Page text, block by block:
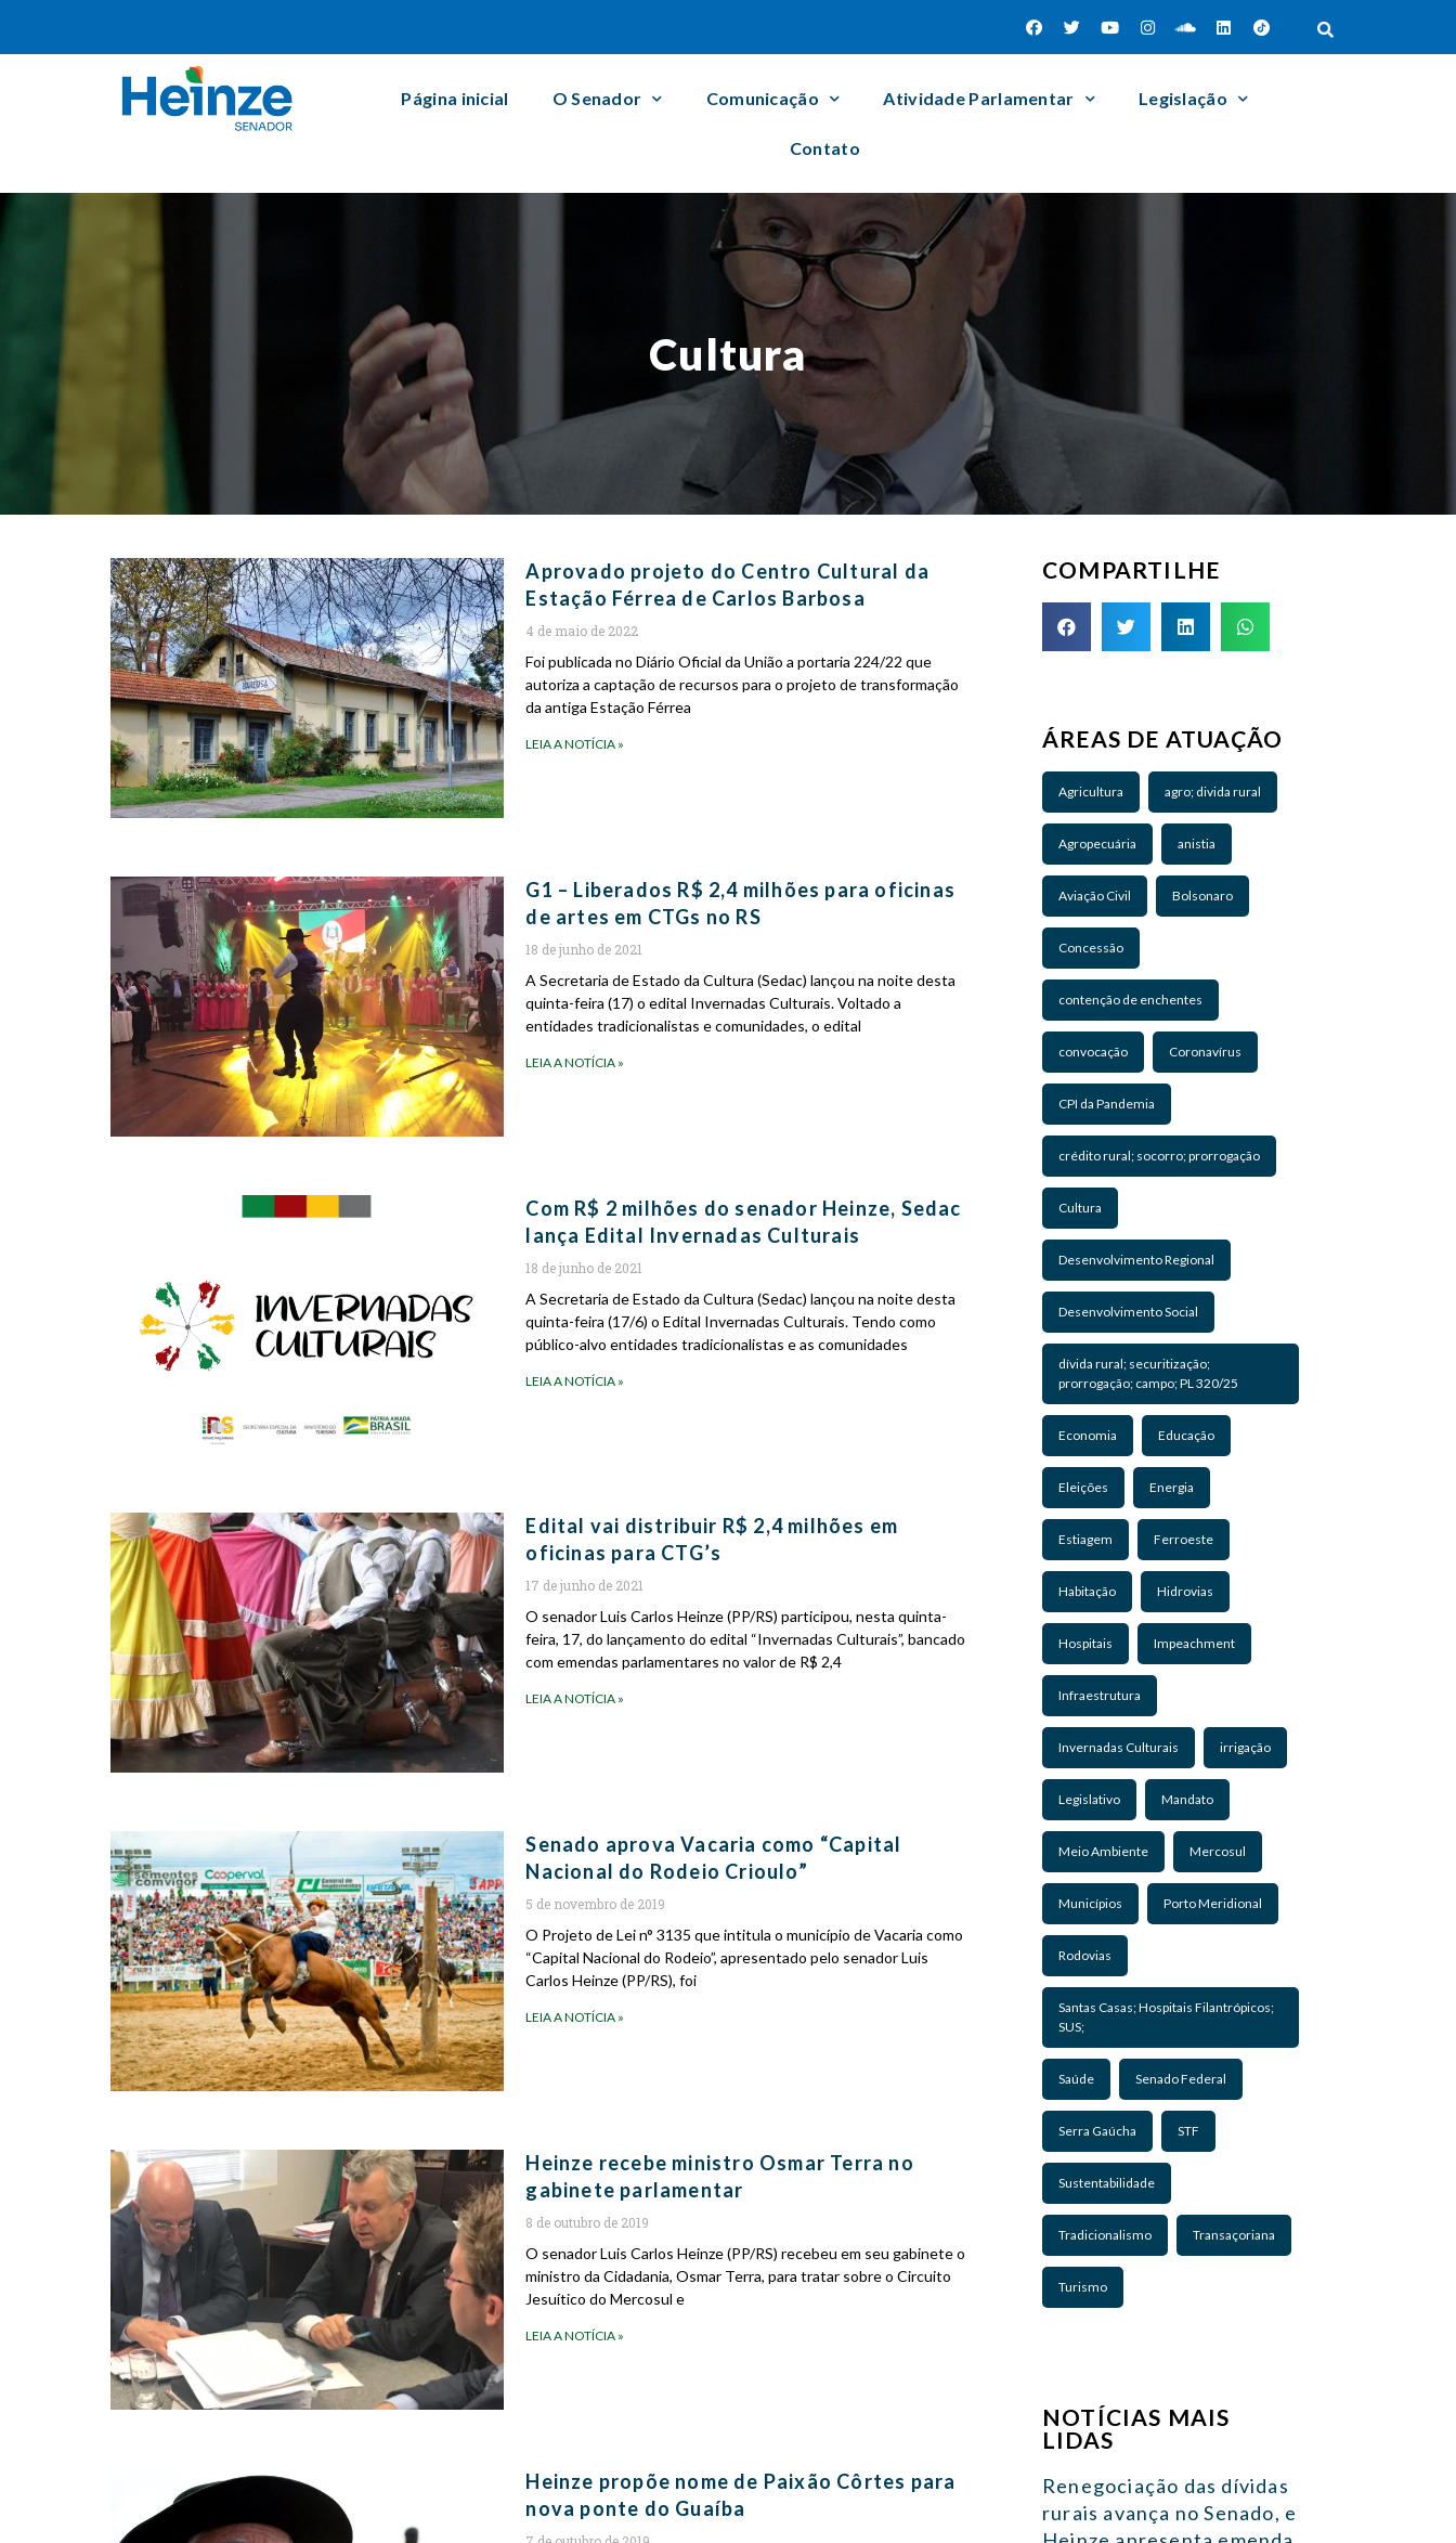
Página inicial O Senador Comunicação Atividade Parlamentar Legislação
Contato
Cultura
Aprovado projeto do Centro Cultural da
Estação Férrea de Carlos Barbosa
4 de maio de 2022
Foi publicada no Diário Oficial da União a portaria 224/22 que
autoriza a captação de recursos para o projeto de transformação
da antiga Estação Férrea
LEIA A NOTÍCIA »
G1 – Liberados R$ 2,4 milhões para oficinas
de artes em CTGs no RS
18 de junho de 2021
A Secretaria de Estado da Cultura (Sedac) lançou na noite desta
quinta-feira (17) o edital Invernadas Culturais. Voltado a
entidades tradicionalistas e comunidades, o edital
LEIA A NOTÍCIA »
Com R$ 2 milhões do senador Heinze, Sedac
lança Edital Invernadas Culturais
18 de junho de 2021
A Secretaria de Estado da Cultura (Sedac) lançou na noite desta
quinta-feira (17/6) o Edital Invernadas Culturais. Tendo como
público-alvo entidades tradicionalistas e as comunidades
LEIA A NOTÍCIA »
Edital vai distribuir R$ 2,4 milhões em
oficinas para CTG’s
17 de junho de 2021
O senador Luis Carlos Heinze (PP/RS) participou, nesta quinta-
feira, 17, do lançamento do edital “Invernadas Culturais”, bancado
com emendas parlamentares no valor de R$ 2,4
LEIA A NOTÍCIA »
Senado aprova Vacaria como “Capital
Nacional do Rodeio Crioulo”
5 de novembro de 2019
O Projeto de Lei n° 3135 que intitula o município de Vacaria como
“Capital Nacional do Rodeio”, apresentado pelo senador Luis
Carlos Heinze (PP/RS), foi
LEIA A NOTÍCIA »
Heinze recebe ministro Osmar Terra no
gabinete parlamentar
8 de outubro de 2019
O senador Luis Carlos Heinze (PP/RS) recebeu em seu gabinete o
ministro da Cidadania, Osmar Terra, para tratar sobre o Circuito
Jesuítico do Mercosul e
LEIA A NOTÍCIA »
Heinze propõe nome de Paixão Côrtes para
nova ponte do Guaíba
COMPARTILHE
ÁREAS DE ATUAÇÃO
Agricultura agro; divida rural
Agropecuária anistia
Aviação Civil Bolsonaro
Concessão
contenção de enchentes
convocação Coronavírus
CPI da Pandemia
crédito rural; socorro; prorrogação
Cultura
Desenvolvimento Regional
Desenvolvimento Social
dívida rural; securitização;
prorrogação; campo; PL 320/25
Economia Educação
Eleições Energia
Estiagem Ferroeste
Habitação Hidrovias
Hospitais Impeachment
Infraestrutura
Invernadas Culturais irrigação
Legislativo Mandato
Meio Ambiente Mercosul
Municípios Porto Meridional
Rodovias
Santas Casas; Hospitais Filantrópicos;
SUS;
Saúde Senado Federal
Serra Gaúcha STF
Sustentabilidade
Tradicionalismo Transaçoriana
Turismo
NOTÍCIAS MAIS
LIDAS
Renegociação das dívidas
rurais avança no Senado, e